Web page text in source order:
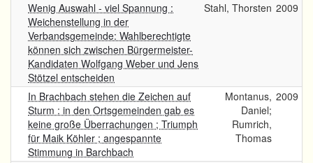
Wenig Auswahl - viel Spannung :
Weichenstellung in der
Verbandsgemeinde: Wahlberechtigte
können sich zwischen Bürgermeister-
Kandidaten Wolfgang Weber und Jens
Stötzel entscheiden
Stahl, Thorsten 2009
In Brachbach stehen die Zeichen auf
Sturm : in den Ortsgemeinden gab es
keine große Überrachungen ; Triumph
für Maik Köhler ; angespannte
Stimmung in Barchbach
Montanus,
Daniel;
Rumrich,
Thomas
2009